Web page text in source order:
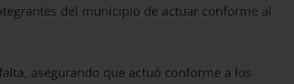
del municipio de actuar conforme al
asegurando que actuó conforme a los